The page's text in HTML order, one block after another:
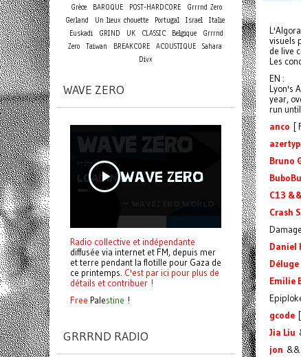
visuels
de live
Les
EN :
Lyon's
year,
run
anco [
Bruno
C13
Crash
Daniel
Déluge
Emilie
gcode
Jia Liu
jon &&
Grèce
BAROQUE POST-HARDCORE
Grrrnd Zero
Gerland
Un lieux chouette Portugal Israel Italie
Euskadi
GRIND UK CLASSIC Belgique
Grrrnd
Zero Taiwan BREAKCORE ACOUSTIQUE Sahara
Divx
WAVE ZERO
Radio collective et indépendante
diffusée via internet et FM, depuis mer
et terre pendant la flotille pour Gaza de
ce printemps. C'est par ici pour plus de
détails et contribuer !
Free Palestine !
GRRRND RADIO